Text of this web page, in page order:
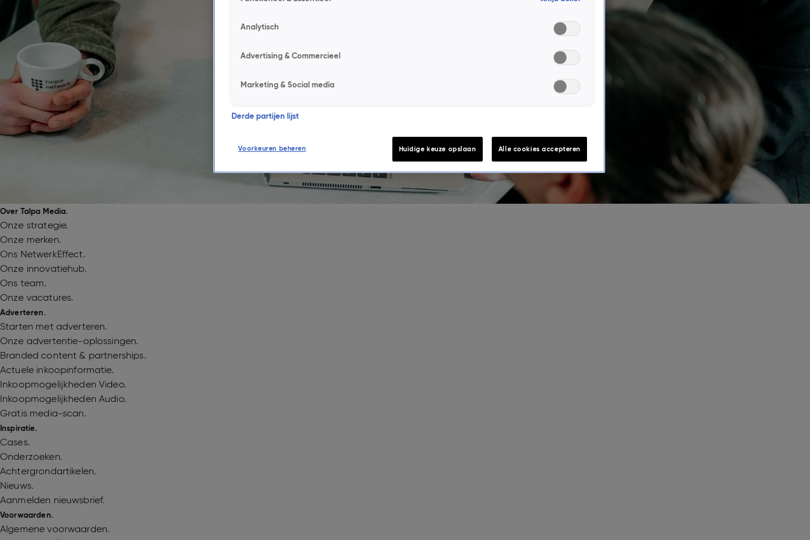
prijzenaanvraag@talpanetwork.com
Direct bellen of mailen?
Wil je ons liever direct bellen of mailen? Dat kan ook. Je kunt ons telefonisch bereiken via
en per mail viatalpamedia@talpanetwork.com
Over Talpa Media.
Onze strategie.
Onze merken.
Ons NetwerkEffect.
Onze innovatiehub.
Ons team.
Onze vacatures.
Adverteren.
Starten met adverteren.
Onze advertentie-oplossingen.
Branded content & partnerships.
Actuele inkoopinformatie.
Inkoopmogelijkheden Video.
Inkoopmogelijkheden Audio.
Gratis media-scan.
Inspiratie.
Cases.
Onderzoeken.
Achtergrondartikelen.
Nieuws.
Aanmelden nieuwsbrief.
Voorwaarden.
Algemene voorwaarden.
Analytisch
Advertising & Commercieel
Marketing & Social media
Derde partijen lijst
Voorkeuren beheren Huidige keuze opslaan Alle cookies accepteren